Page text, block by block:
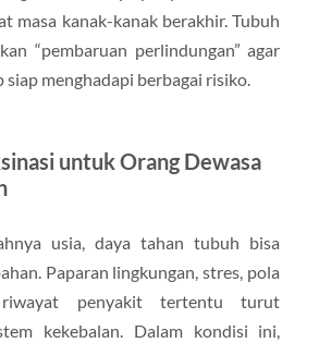
masa kanak-kanak berakhir. Tubuh
“pembaruan perlindungan” agar
menghadapi berbagai risiko.
untuk Orang Dewasa
usia, daya tahan tubuh bisa
Paparan lingkungan, stres, pola
penyakit tertentu turut
kekebalan. Dalam kondisi ini,